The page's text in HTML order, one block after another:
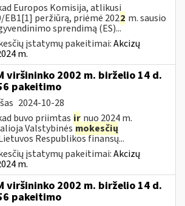
Europos Komisija, atlikusi
EB1[1] peržiūrą, priėmė 2022 m. sausio
sprendimą (ES)...
įstatymų pakeitimai:Akcizų
m.
viršininko 2002 m. birželio 14 d.
pakeitimo
2024-10-28
buvo priimtas ir nuo 2024 m.
Valstybinėsmokesčių
Respublikos finansų...
įstatymų pakeitimai:Akcizų
m.
viršininko 2002 m. birželio 14 d.
pakeitimo